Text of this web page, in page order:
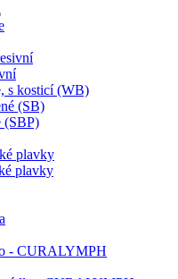
s kosticí (WB)
(SB)
(SBP)
plavky
plavky
- CURALYMPH